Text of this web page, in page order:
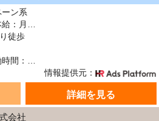
ン系
徒歩
情報提供元：
詳細を見る
会社